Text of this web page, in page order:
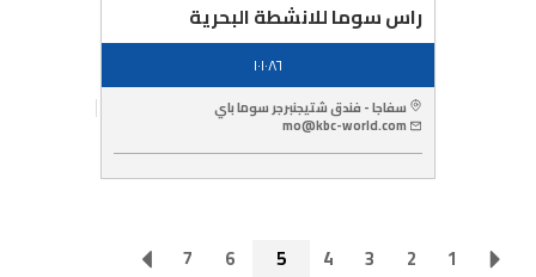
راس سوما للانشطة البحرية
١٠١٠٨٦
سفاجا - فندق شتيجنبرجر سوما باي
mo@kbc-world.com
1
2
3
4
5
6
7